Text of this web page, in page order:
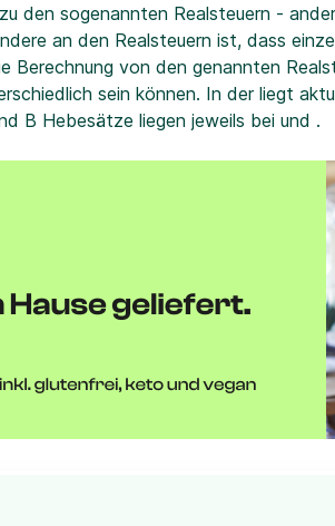
den sogenannten Realsteuern -
an den Realsteuern ist, dass
von den genannten
sein können. In der liegt
B Hebesätze liegen jeweils bei und .